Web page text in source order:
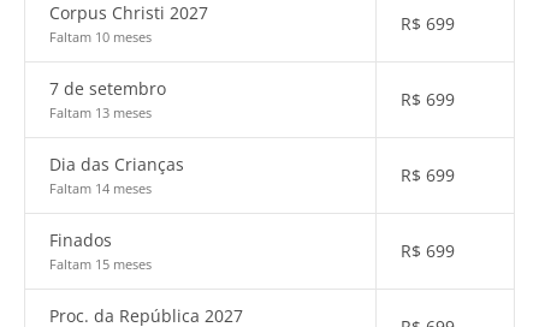
Corpus Christi 2027
Faltam 10 meses
R$ 699
7 de setembro
Faltam 13 meses
R$ 699
Dia das Crianças
Faltam 14 meses
R$ 699
Finados
Faltam 15 meses
R$ 699
Proc. da República 2027